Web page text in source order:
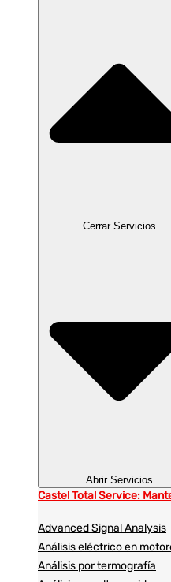
Cerrar Servicios
Abrir Servicios
Castel Total Service:
Advanced Signal Analysis
Análisis eléctrico en
Análisis por termografía